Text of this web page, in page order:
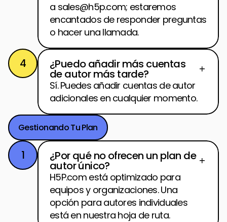
a sales@h5p.com; estaremos
encantados de responder preguntas
o hacer una llamada.
4 ¿Puedo añadir más cuentas
de autor más tarde?
Sí. Puedes añadir cuentas de autor
adicionales en cualquier momento.
Gestionando Tu Plan
1 ¿Por qué no ofrecen un plan de
autor único?
H5P.com está optimizado para
equipos y organizaciones. Una
opción para autores individuales
está en nuestra hoja de ruta.